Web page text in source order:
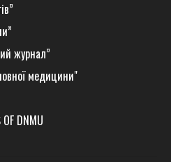
журнал”
медицини"
OF DNMU